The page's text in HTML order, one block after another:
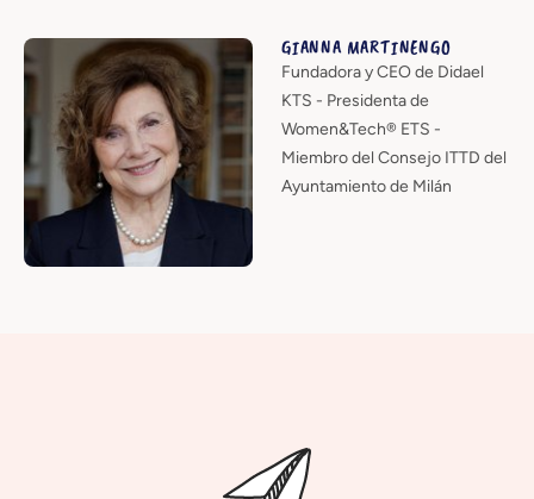
GIANNA MARTINENGO
Fundadora y CEO de Didael
KTS - Presidenta de
Women&Tech® ETS -
Miembro del Consejo ITTD del
Ayuntamiento de Milán